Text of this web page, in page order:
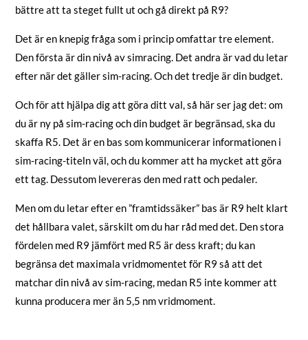
bättre att ta steget fullt ut och gå direkt på R9?
Det är en knepig fråga som i princip omfattar tre element.
Den första är din nivå av simracing. Det andra är vad du letar
efter när det gäller sim-racing. Och det tredje är din budget.
Och för att hjälpa dig att göra ditt val, så här ser jag det: om
du är ny på sim-racing och din budget är begränsad, ska du
skaffa R5. Det är en bas som kommunicerar informationen i
sim-racing-titeln väl, och du kommer att ha mycket att göra
ett tag. Dessutom levereras den med ratt och pedaler.
Men om du letar efter en ”framtidssäker” bas är R9 helt klart
det hållbara valet, särskilt om du har råd med det. Den stora
fördelen med R9 jämfört med R5 är dess kraft; du kan
begränsa det maximala vridmomentet för R9 så att det
matchar din nivå av sim-racing, medan R5 inte kommer att
kunna producera mer än 5,5 nm vridmoment.